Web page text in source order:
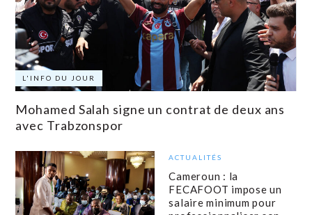
L'INFO DU JOUR
Mohamed Salah signe un contrat de deux ans
avec Trabzonspor
ACTUALITÉS
Cameroun : la
FECAFOOT impose un
salaire minimum pour